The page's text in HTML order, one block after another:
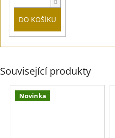
DO KOŠÍKU
Související produkty
Novinka